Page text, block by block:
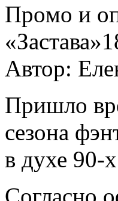
Прoмo и
Автор:
Пришло
сезона
в духе 90-
Согласно